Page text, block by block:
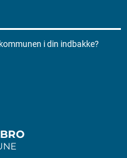
i din indbakke?